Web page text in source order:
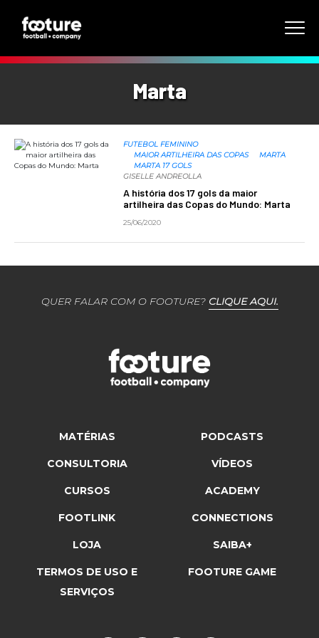
Marta
FUTEBOL FEMININO
MAIOR ARTILHEIRA DAS COPAS
MARTA
MARTA 17 GOLS
GISELLE ANDREOLLA
A história dos 17 gols da maior
artilheira das Copas do Mundo: Marta
25/06/2020
QUER FALAR COM O FOOTURE? CLIQUE AQUI.
MATÉRIAS PODCASTS
CONSULTORIA VÍDEOS
CURSOS ACADEMY
FOOTLINK CONNECTIONS
LOJA SAIBA+
TERMOS DE USO E
SERVIÇOS
FOOTURE GAME